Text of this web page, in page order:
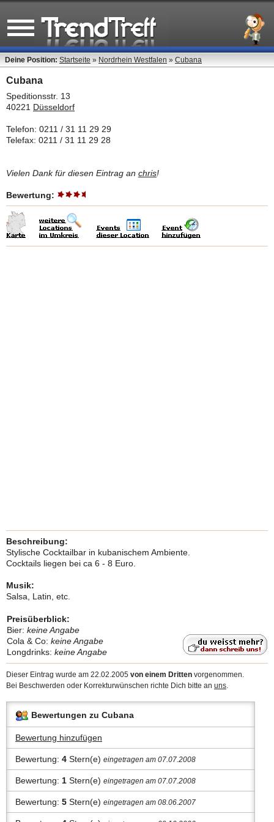
Deine Position: Startseite » Nordrhein Westfalen » Cubana
Cubana
Speditionsstr. 13
40221 Düsseldorf
Telefon: 0211 / 31 11 29 29
Telefax: 0211 / 31 11 29 28
Vielen Dank für diesen Eintrag an chris!
Bewertung:
Beschreibung:
Stylische Cocktailbar in kubanischem Ambiente.
Cocktails liegen bei ca 6 - 8 Euro.
Musik:
Salsa, Latin, etc.
Preisüberblick:
Bier: keine Angabe
Cola & Co: keine Angabe
Longdrinks: keine Angabe
Dieser Eintrag wurde am 22.02.2005 von einem Dritten vorgenommen.
Bei Beschwerden oder Korrekturwünschen richte Dich bitte an uns.
Bewertungen zu Cubana
Bewertung hinzufügen
Bewertung: 4 Stern(e) eingetragen am 07.07.2008
Bewertung: 1 Stern(e) eingetragen am 07.07.2008
Bewertung: 5 Stern(e) eingetragen am 08.06.2007